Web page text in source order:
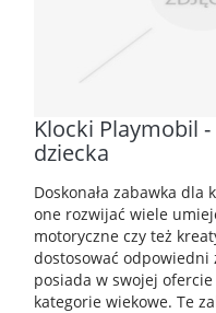
Klocki Playmobil
dziecka
Doskonała zabawka dla
one rozwijać wiele
motoryczne czy też
dostosować odpowiedni
posiada w swojej
kategorie wiekowe. Te